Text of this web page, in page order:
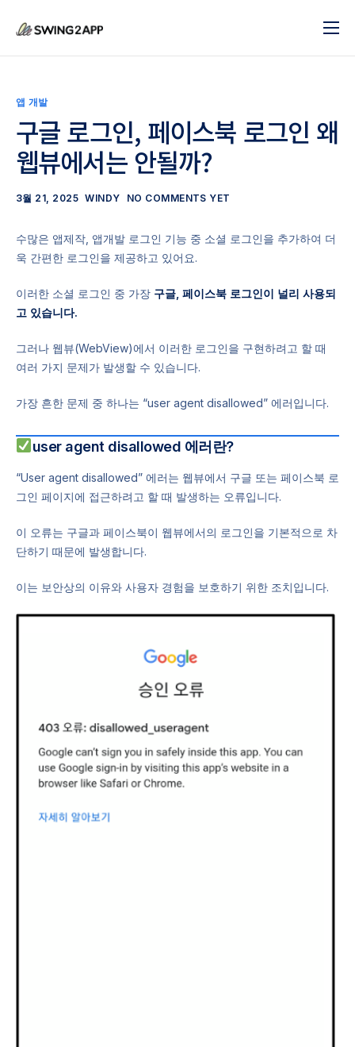
블로그
도움말
앱 제작 시작하기
앱 개발
구글 로그인, 페이스북 로그인 왜
웹뷰에서는 안될까?
3월 21, 2025 WINDY NO COMMENTS YET
수많은 앱제작, 앱개발 로그인 기능 중 소셜 로그인을 추가하여 더
욱 간편한 로그인을 제공하고 있어요.
이러한 소셜 로그인 중 가장 구글, 페이스북 로그인이 널리 사용되
고 있습니다.
그러나 웹뷰(WebView)에서 이러한 로그인을 구현하려고 할 때
여러 가지 문제가 발생할 수 있습니다.
가장 흔한 문제 중 하나는 “user agent disallowed” 에러입니다.
user agent disallowed 에러란?
“User agent disallowed” 에러는 웹뷰에서 구글 또는 페이스북 로
그인 페이지에 접근하려고 할 때 발생하는 오류입니다.
이 오류는 구글과 페이스북이 웹뷰에서의 로그인을 기본적으로 차
단하기 때문에 발생합니다.
이는 보안상의 이유와 사용자 경험을 보호하기 위한 조치입니다.